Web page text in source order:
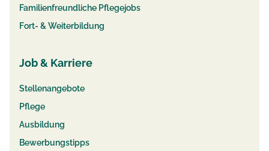
Familienfreundliche Pflegejobs
Fort- & Weiterbildung
Job & Karriere
Stellenangebote
Pflege
Ausbildung
Bewerbungstipps